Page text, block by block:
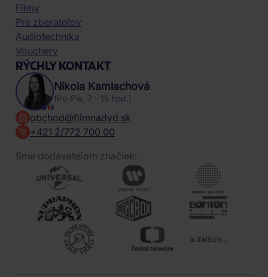
Filmy
Pre zberateľov
Audiotechnika
Vouchery
RÝCHLY KONTAKT
Nikola Kamlachová
(Po-Pia, 7 - 15 hod.)
obchod@filmnadvd.sk
+421 2/772 700 00
Sme dodávateľom značiek:
a ďalších...